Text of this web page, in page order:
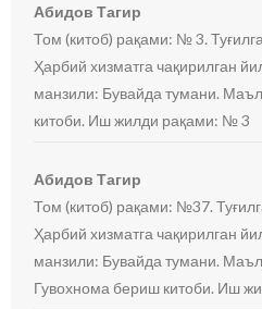
Абидов Тагир
Том (китоб) рақами: № 3.
Ҳарбий хизматга чақирилган
манзили: Бувайда тумани.
китоби. Иш жилди рақами: № 3
Абидов Тагир
Том (китоб) рақами: №37.
Ҳарбий хизматга чақирилган
манзили: Бувайда тумани.
Гувохнома бериш китоби. Иш